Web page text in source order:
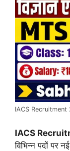
IACS Recruitment
IACS
विभिन्न पदों पर